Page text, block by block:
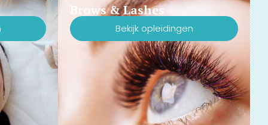
Brows & Lashes
Bekijk opleidingen